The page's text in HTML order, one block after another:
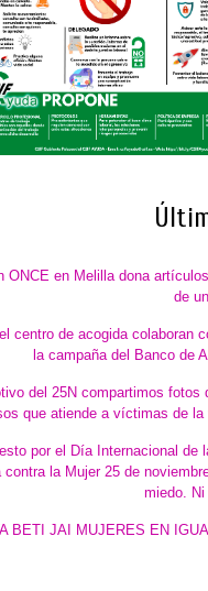
ONCE en Melilla dona
de
centro de acogida colaboran
la campaña del Banco de
del 25N compartimos fotos
que atiende a víctimas de
por el Día Internacional de
contra la Mujer 25 de
miedo. Ni
BETI JAI MUJERES EN